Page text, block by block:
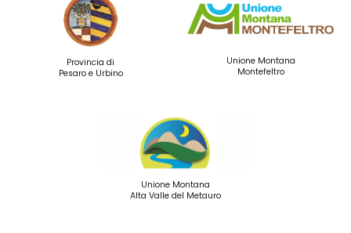
Provincia di
Pesaro e Urbino
Unione Montana
Montefeltro
Unione Montana
Alta Valle del Metauro